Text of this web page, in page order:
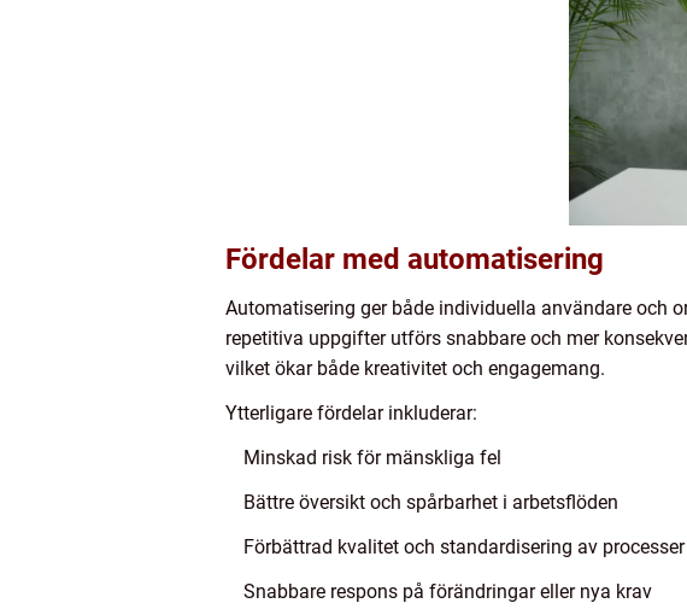
Fördelar med automatisering
Automatisering ger både individuella användare och
repetitiva uppgifter utförs snabbare och mer
vilket ökar både kreativitet och engagemang.
Ytterligare fördelar inkluderar:
Minskad risk för mänskliga fel
Bättre översikt och spårbarhet i arbetsflöden
Förbättrad kvalitet och standardisering av processer
Snabbare respons på förändringar eller nya krav